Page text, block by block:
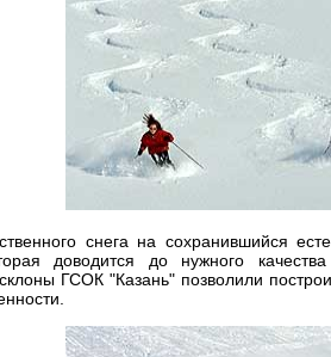
снега на сохранившийся
доводится до нужного
ГСОК "Казань" позволили